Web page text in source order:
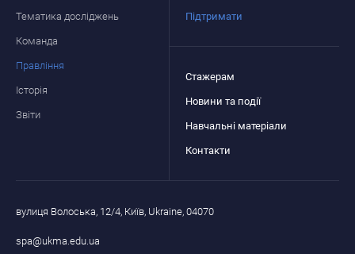
Тематика досліджень
Команда
Правління
Історія
Звіти
Підтримати
Стажерам
Новини та події
Навчальні матеріали
Контакти
вулиця Волоська, 12/4, Київ, Ukraine, 04070
spa@ukma.edu.ua